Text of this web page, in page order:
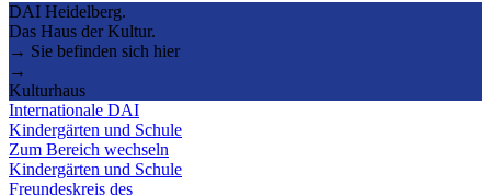
DAI Heidelberg.
Das Haus der Kultur.
→ Sie befinden sich hier
→
Kulturhaus
Internationale DAI
Kindergärten und Schule
Zum Bereich wechseln
Kindergärten und Schule
Freundeskreis des